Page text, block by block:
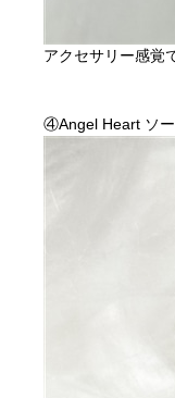
アクセサリー感覚
④Angel Heart ソ